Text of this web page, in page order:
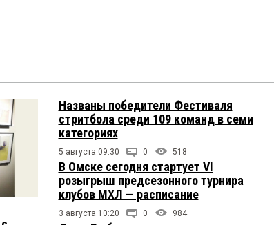
Названы победители Фестиваля
стритбола среди 109 команд в семи
категориях
5 августа 09:30 0 518
В Омске сегодня стартует VI
розыгрыш предсезонного турнира
клубов МХЛ — расписание
3 августа 10:20 0 984